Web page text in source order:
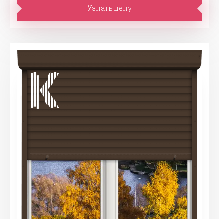
Узнать цену